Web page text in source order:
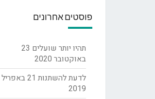
פוסטים אחרונים
תהיו יותר שועלים 23
באוקטובר 2020
לדעת להשתנות
21 באפריל
2019